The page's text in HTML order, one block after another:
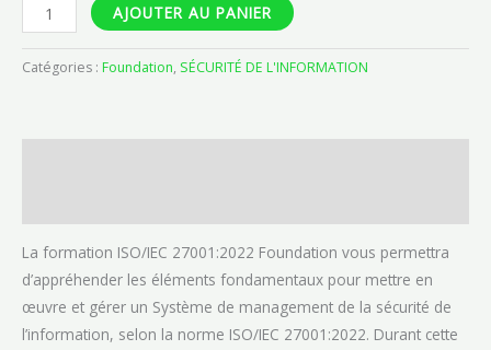
AJOUTER AU PANIER
Catégories : Foundation, SÉCURITÉ DE L'INFORMATION
La formation ISO/IEC 27001:2022 Foundation vous permettra
d’appréhender les éléments fondamentaux pour mettre en
œuvre et gérer un Système de management de la sécurité de
l’information, selon la norme ISO/IEC 27001:2022. Durant cette